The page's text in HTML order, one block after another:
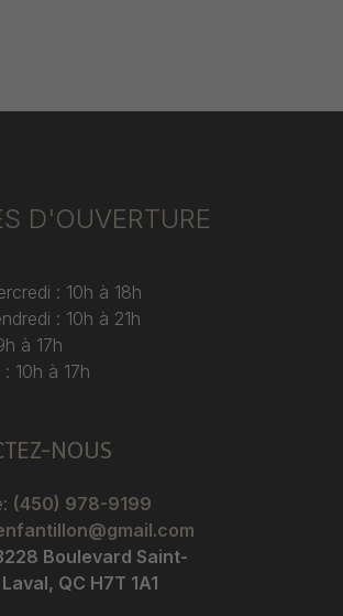
D'OUVERTURE
: 10h à 18h
: 10h à 21h
à 17h
10h à 17h
NOUS
(450) 978-9199
Boulevard Saint-
QC H7T 1A1